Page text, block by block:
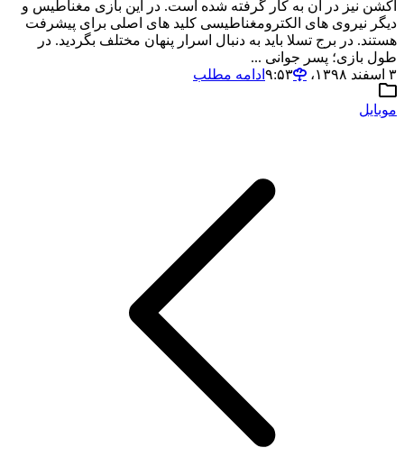
اکشن نیز در آن به کار گرفته شده است. در این بازی مغناطیس و
دیگر نیروی های الکترومغناطیسی کلید های اصلی برای پیشرفت
هستند. در برج تسلا باید به دنبال اسرار پنهان مختلف بگردید. در
طول بازی؛ پسر جوانی ...
۳ اسفند ۱۳۹۸،‏ ۹:۵۳
ادامه مطلب
موبایل